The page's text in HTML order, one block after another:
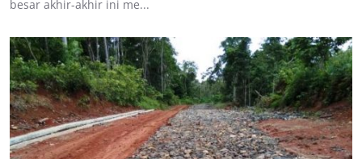
besar akhir-akhir ini me...